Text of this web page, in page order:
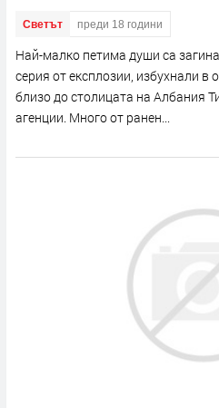
Светът преди 18 години
Най-малко петима души са
серия от експлозии, избухнали в
близо до столицата на Албания
агенции. Много от ранен...